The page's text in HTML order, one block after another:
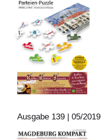
Ausgabe 139 | 05/2019